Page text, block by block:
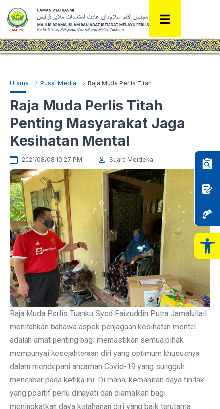
Utama Pusat Media Raja Muda Perlis Titah Penting Masyarakat Jaga Kesihatan Mental
Raja Muda Perlis Titah
Penting Masyarakat Jaga
Kesihatan Mental
2021/08/08 10:27 PM Suara Merdeka
Raja Muda Perlis Tuanku Syed Faizuddin Putra Jamalullail
menitahkan bahawa aspek penjagaan kesihatan mental
adalah amat penting bagi memastikan semua pihak
mempunyai kesejahteraan diri yang optimum khususnya
dalam mendepani ancaman Covid-19 yang sungguh
mencabar pada ketika ini. Di mana, kemahiran daya tindak
yang positif perlu dihayati dan diamalkan bagi
meningkatkan daya ketahanan diri yang baik terutama